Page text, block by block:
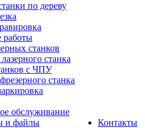
по дереву
работы
станков
станка
с ЧПУ
станка
обслуживание
и файлы
Контакты